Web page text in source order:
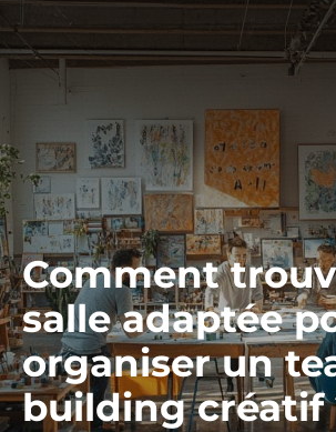
Comment
salle adaptée
organiser un
building créatif